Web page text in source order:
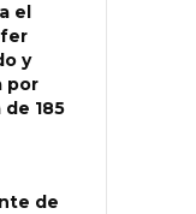
el
y
por
185
de